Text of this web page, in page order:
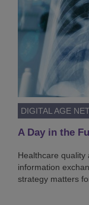
DIGITAL AGE
A Day in the
Healthcare quality
information
strategy matters